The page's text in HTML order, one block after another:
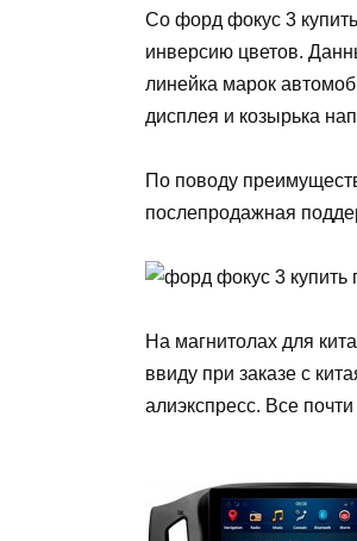
Со форд фокус 3
инверсию цветов.
линейка марок
дисплея и козырька
По поводу
послепродажная
На магнитолах для
ввиду при заказе с
алиэкспресс. Все